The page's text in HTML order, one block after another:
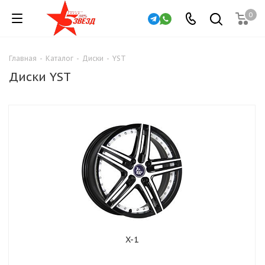
0
Главная - Каталог - Диски - YST
Диски YST
X-1